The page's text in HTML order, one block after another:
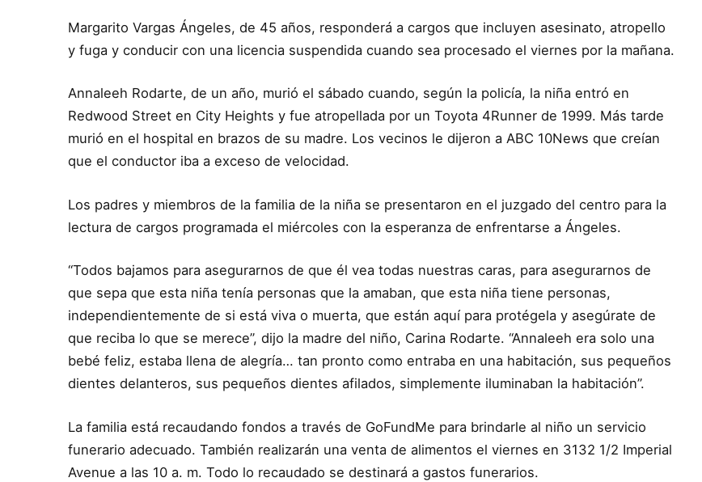
Margarito Vargas Ángeles, de 45 años, responderá a cargos que incluyen asesinato, atropello
y fuga y conducir con una licencia suspendida cuando sea procesado el viernes por la mañana.
Annaleeh Rodarte, de un año, murió el sábado cuando, según la policía, la niña entró en
Redwood Street en City Heights y fue atropellada por un Toyota 4Runner de 1999. Más tarde
murió en el hospital en brazos de su madre. Los vecinos le dijeron a ABC 10News que creían
que el conductor iba a exceso de velocidad.
Los padres y miembros de la familia de la niña se presentaron en el juzgado del centro para la
lectura de cargos programada el miércoles con la esperanza de enfrentarse a Ángeles.
“Todos bajamos para asegurarnos de que él vea todas nuestras caras, para asegurarnos de
que sepa que esta niña tenía personas que la amaban, que esta niña tiene personas,
independientemente de si está viva o muerta, que están aquí para protégela y asegúrate de
que reciba lo que se merece”, dijo la madre del niño, Carina Rodarte. “Annaleeh era solo una
bebé feliz, estaba llena de alegría… tan pronto como entraba en una habitación, sus pequeños
dientes delanteros, sus pequeños dientes afilados, simplemente iluminaban la habitación”.
La familia está recaudando fondos a través de GoFundMe para brindarle al niño un servicio
funerario adecuado. También realizarán una venta de alimentos el viernes en 3132 1/2 Imperial
Avenue a las 10 a. m. Todo lo recaudado se destinará a gastos funerarios.